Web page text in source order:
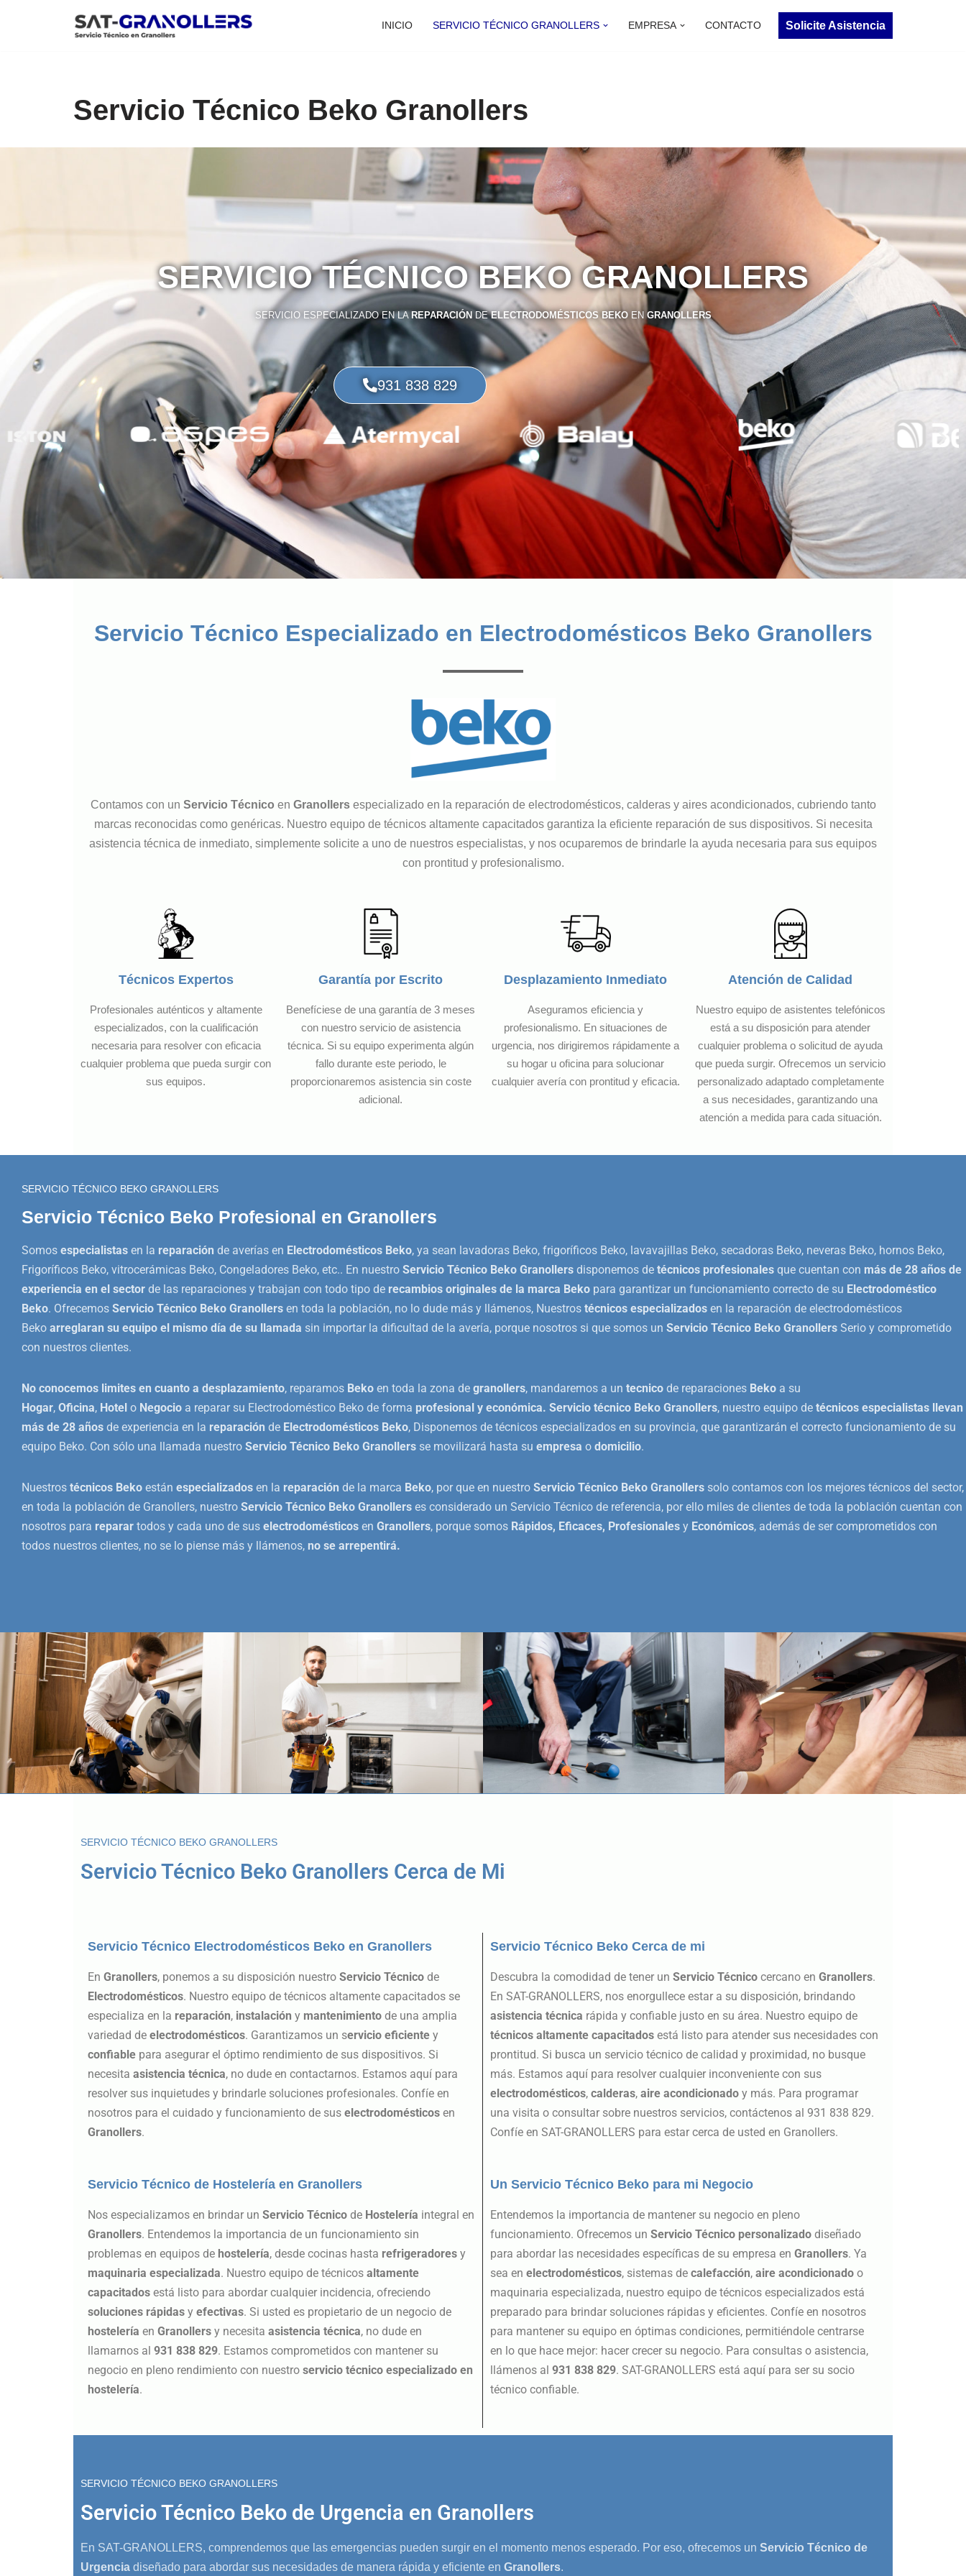
INICIO SERVICIO TÉCNICO GRANOLLERS EMPRESA CONTACTO Solicite Asistencia
Servicio Técnico Beko Granollers
SERVICIO TÉCNICO BEKO GRANOLLERS
SERVICIO ESPECIALIZADO EN LA REPARACIÓNDEELECTRODOMÉSTICOS BEKO ENGRANOLLERS
931 838 829
Servicio Técnico Especializado en Electrodomésticos Beko Granollers
Contamos con un Servicio Técnico en Granollersespecializado en la reparación de electrodomésticos, calderas y aires acondicionados, cubriendo tanto
marcas reconocidas como genéricas. Nuestro equipo de técnicos altamente capacitados garantiza la eficiente reparación de sus dispositivos. Si necesita
asistencia técnica de inmediato, simplemente solicite a uno de nuestros especialistas, y nos ocuparemos de brindarle la ayuda necesaria para sus equipos
con prontitud y profesionalismo.
Técnicos Expertos
Profesionales auténticos y altamente
especializados, con la cualificación
necesaria para resolver con eficacia
cualquier problema que pueda surgir con
sus equipos.
Garantía por Escrito
Benefíciese de una garantía de 3 meses
con nuestro servicio de asistencia
técnica. Si su equipo experimenta algún
fallo durante este periodo, le
proporcionaremos asistencia sin coste
adicional.
Desplazamiento Inmediato
Aseguramos eficiencia y
profesionalismo. En situaciones de
urgencia, nos dirigiremos rápidamente a
su hogar u oficina para solucionar
cualquier avería con prontitud y eficacia.
Atención de Calidad
Nuestro equipo de asistentes telefónicos
está a su disposición para atender
cualquier problema o solicitud de ayuda
que pueda surgir. Ofrecemos un servicio
personalizado adaptado completamente
a sus necesidades, garantizando una
atención a medida para cada situación.
SERVICIO TÉCNICO BEKO GRANOLLERS
Servicio Técnico Beko Profesional en Granollers
Somos especialistas en la reparación de averías en Electrodomésticos Beko, ya sean lavadoras Beko, frigoríficos Beko, lavavajillas Beko, secadoras Beko, neveras Beko, hornos Beko,
Frigoríficos Beko, vitrocerámicas Beko, Congeladores Beko, etc.. En nuestro Servicio Técnico Beko Granollers disponemos de técnicos profesionales que cuentan con más de 28 años de
experiencia en el sector de las reparaciones y trabajan con todo tipo de recambios originales de la marca Beko para garantizar un funcionamiento correcto de su Electrodoméstico
Beko. Ofrecemos Servicio Técnico Beko Granollers en toda la población, no lo dude más y llámenos, Nuestros técnicos especializados en la reparación de electrodomésticos
Beko arreglaran su equipo el mismo día de su llamada sin importar la dificultad de la avería, porque nosotros si que somos un Servicio Técnico Beko Granollers Serio y comprometido
con nuestros clientes.
No conocemos limites en cuanto a desplazamiento, reparamos Beko en toda la zona de granollers, mandaremos a un tecnico de reparaciones Beko a su
Hogar, Oficina, Hotel o Negocio a reparar su Electrodoméstico Beko de forma profesional y económica. Servicio técnico Beko Granollers, nuestro equipo de técnicos especialistas llevan
más de 28 años de experiencia en la reparación de Electrodomésticos Beko, Disponemos de técnicos especializados en su provincia, que garantizarán el correcto funcionamiento de su
equipo Beko. Con sólo una llamada nuestro Servicio Técnico Beko Granollers se movilizará hasta su empresa o domicilio.
Nuestros técnicos Beko están especializados en la reparación de la marca Beko, por que en nuestro Servicio Técnico Beko Granollers solo contamos con los mejores técnicos del sector,
en toda la población de Granollers, nuestro Servicio Técnico Beko Granollers es considerado un Servicio Técnico de referencia, por ello miles de clientes de toda la población cuentan con
nosotros para reparar todos y cada uno de sus electrodomésticos en Granollers, porque somos Rápidos, Eficaces, Profesionales y Económicos, además de ser comprometidos con
todos nuestros clientes, no se lo piense más y llámenos, no se arrepentirá.
SERVICIO TÉCNICO BEKO GRANOLLERS
Servicio Técnico Beko Granollers Cerca de Mi
Servicio Técnico Electrodomésticos Beko en Granollers
En Granollers, ponemos a su disposición nuestro Servicio Técnico de
Electrodomésticos. Nuestro equipo de técnicos altamente capacitados se
especializa en la reparación, instalación y mantenimiento de una amplia
variedad de electrodomésticos. Garantizamos un servicio eficiente y
confiable para asegurar el óptimo rendimiento de sus dispositivos. Si
necesita asistencia técnica, no dude en contactarnos. Estamos aquí para
resolver sus inquietudes y brindarle soluciones profesionales. Confíe en
nosotros para el cuidado y funcionamiento de sus electrodomésticos en
Granollers.
Servicio Técnico Beko Cerca de mi
Descubra la comodidad de tener un Servicio Técnico cercano en Granollers.
En SAT-GRANOLLERS, nos enorgullece estar a su disposición, brindando
asistencia técnica rápida y confiable justo en su área. Nuestro equipo de
técnicos altamente capacitados está listo para atender sus necesidades con
prontitud. Si busca un servicio técnico de calidad y proximidad, no busque
más. Estamos aquí para resolver cualquier inconveniente con sus
electrodomésticos, calderas, aire acondicionado y más. Para programar
una visita o consultar sobre nuestros servicios, contáctenos al 931 838 829.
Confíe en SAT-GRANOLLERS para estar cerca de usted en Granollers.
Servicio Técnico de Hostelería en Granollers
Nos especializamos en brindar un Servicio Técnico de Hostelería integral en
Granollers. Entendemos la importancia de un funcionamiento sin
problemas en equipos de hostelería, desde cocinas hasta refrigeradores y
maquinaria especializada. Nuestro equipo de técnicos altamente
capacitados está listo para abordar cualquier incidencia, ofreciendo
soluciones rápidas y efectivas. Si usted es propietario de un negocio de
hostelería en Granollers y necesita asistencia técnica, no dude en
llamarnos al 931 838 829. Estamos comprometidos con mantener su
negocio en pleno rendimiento con nuestro servicio técnico especializado en
hostelería.
Un Servicio Técnico Beko para mi Negocio
Entendemos la importancia de mantener su negocio en pleno
funcionamiento. Ofrecemos un Servicio Técnico personalizado diseñado
para abordar las necesidades específicas de su empresa en Granollers. Ya
sea en electrodomésticos, sistemas de calefacción, aire acondicionado o
maquinaria especializada, nuestro equipo de técnicos especializados está
preparado para brindar soluciones rápidas y eficientes. Confíe en nosotros
para mantener su equipo en óptimas condiciones, permitiéndole centrarse
en lo que hace mejor: hacer crecer su negocio. Para consultas o asistencia,
llámenos al 931 838 829. SAT-GRANOLLERS está aquí para ser su socio
técnico confiable.
SERVICIO TÉCNICO BEKO GRANOLLERS
Servicio Técnico Beko de Urgencia en Granollers
En SAT-GRANOLLERS, comprendemos que las emergencias pueden surgir en el momento menos esperado. Por eso, ofrecemos un Servicio Técnico de
Urgencia diseñado para abordar sus necesidades de manera rápida y eficiente en Granollers.